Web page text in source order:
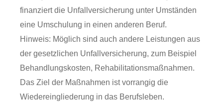
finanziert die Unfallversicherung unter Umständen
eine Umschulung in einen anderen Beruf.
Hinweis: Möglich sind auch andere Leistungen aus
der gesetzlichen Unfallversicherung, zum Beispiel
Behandlungskosten, Rehabilitationsmaßnahmen.
Das Ziel der Maßnahmen ist vorrangig die
Wiedereingliederung in das Berufsleben.